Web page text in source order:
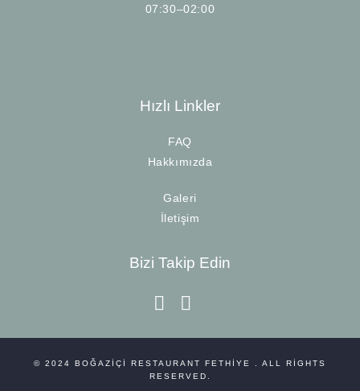
07:30–02:00
Hızlı Linkler
FAQ
Hakkımızda
Galeri
İletişim
Bizi Takip Edin
instagram
© 2024 BOĞAZIÇI RESTAURANT FETHIYE
. ALL RIGHTS
RESERVED.